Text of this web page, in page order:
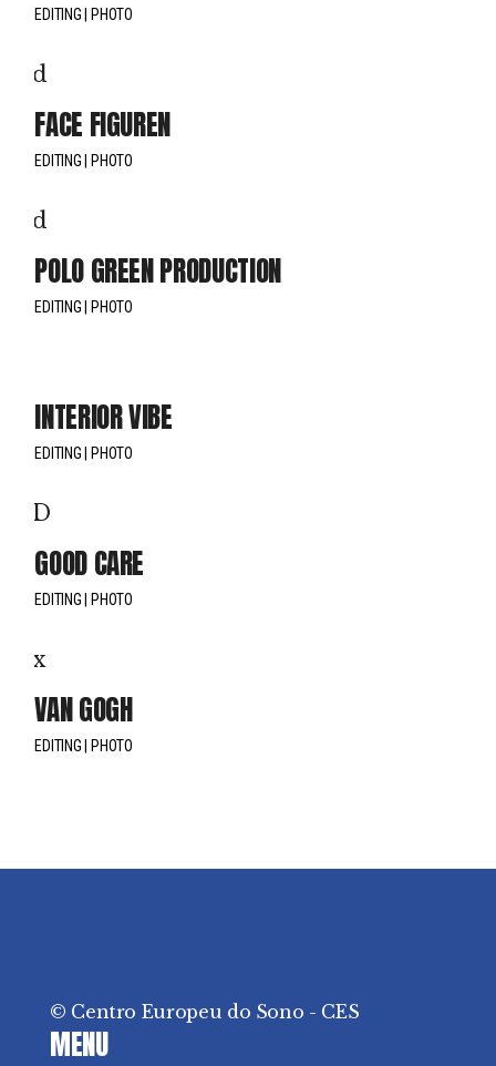
EDITING PHOTO
FACE FIGUREN
EDITING PHOTO
POLO GREEN PRODUCTION
EDITING PHOTO
INTERIOR VIBE
EDITING PHOTO
GOOD CARE
EDITING PHOTO
VAN GOGH
EDITING PHOTO
© Centro Europeu do Sono - CES
MENU